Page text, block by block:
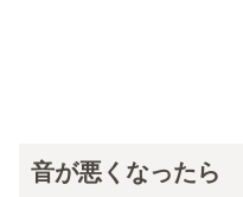
音が悪くなったら